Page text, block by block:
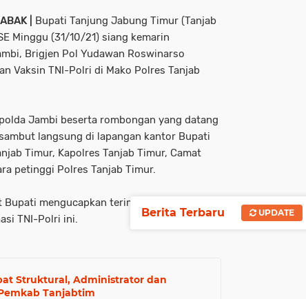
|
Bupati Tanjung Jabung Timur (Tanjab
Minggu (31/10/21) siang kemarin
Brigjen Pol Yudawan Roswinarso
Vaksin TNI-Polri di Mako Polres Tanjab
Jambi beserta rombongan yang datang
langsung di lapangan kantor Bupati
Timur, Kapolres Tanjab Timur, Camat
petinggi Polres Tanjab Timur.
mengucapkan terima kasih atas kerja
TNI-Polri ini.
Struktural, Administrator dan
Tanjabtim
Berita Terbaru UPDATE